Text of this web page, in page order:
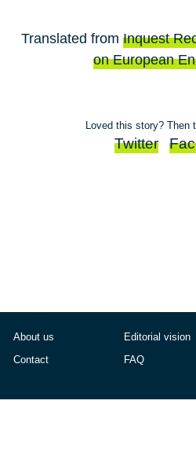
Translated from Inquest
on European
Loved this story? Then
Twitter
About us
Contact
Editorial vision
FAQ